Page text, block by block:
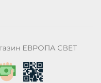
ЕВРОПА СВЕТ